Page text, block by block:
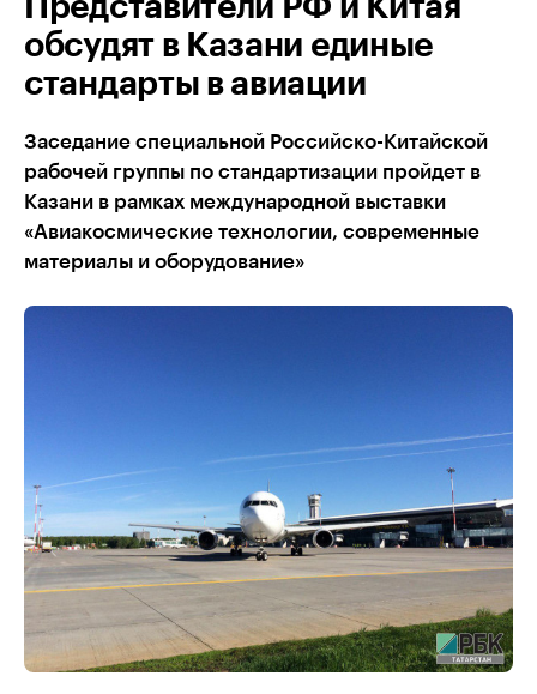
Представители РФ и Китая
обсудят в Казани единые
стандарты в авиации
Заседание специальной Российско-Китайской
рабочей группы по стандартизации пройдет в
Казани в рамках международной выставки
«Авиакосмические технологии, современные
материалы и оборудование»